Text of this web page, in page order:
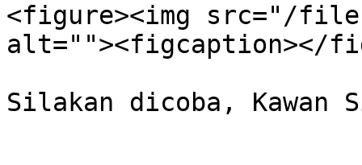
<figure><img src="/files/
alt=""><figcaption></